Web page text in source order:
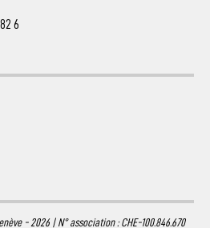
6
- 2026 | N° association : CHE-100.846.670